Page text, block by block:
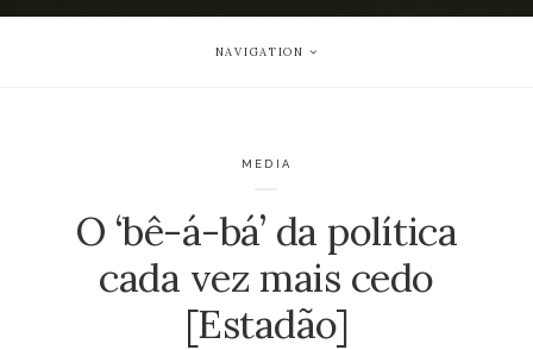
NAVIGATION
MEDIA
O ‘bê-á-bá’ da política
cada vez mais cedo
[Estadão]